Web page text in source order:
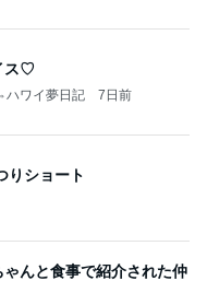
ス♡
ハワイ夢日記 7日前
りショート
んと食事で紹介された仲